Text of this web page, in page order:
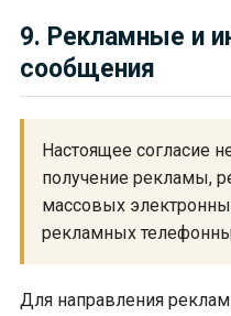
9. Рекламные и
сообщения
Настоящее согласие
получение рекламы,
массовых
рекламных
Для направления